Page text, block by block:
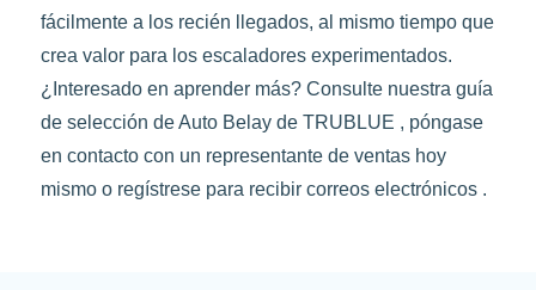
fácilmente a los recién llegados, al mismo tiempo que
crea valor para los escaladores experimentados.
¿Interesado en aprender más? Consulte nuestra guía
de selección de Auto Belay de TRUBLUE , póngase
en contacto con un representante de ventas hoy
mismo o regístrese para recibir correos electrónicos .